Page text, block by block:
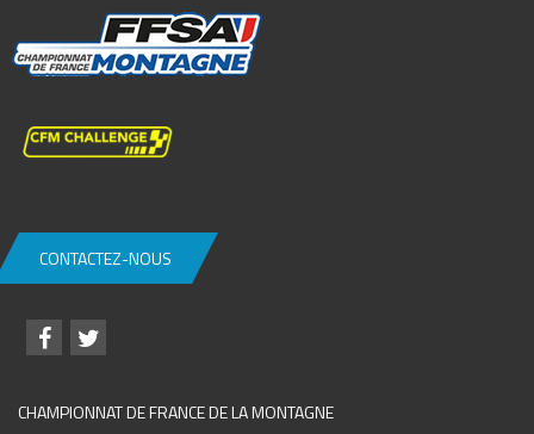
CONTACTEZ-NOUS
CHAMPIONNAT DE FRANCE DE LA MONTAGNE